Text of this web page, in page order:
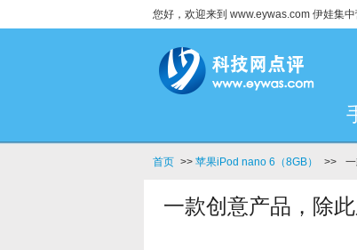
您好，欢迎来到 www.eywas.com 伊娃集
首页 >> 苹果iPod nano 6（8GB） >>
一款创意产品，除